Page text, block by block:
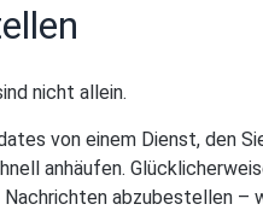
nicht allein.
von einem Dienst, den
anhäufen.
abzubestellen –